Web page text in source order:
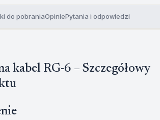
do pobraniaOpiniePytania i odpowiedzi
kabel RG-6 – Szczegółowy